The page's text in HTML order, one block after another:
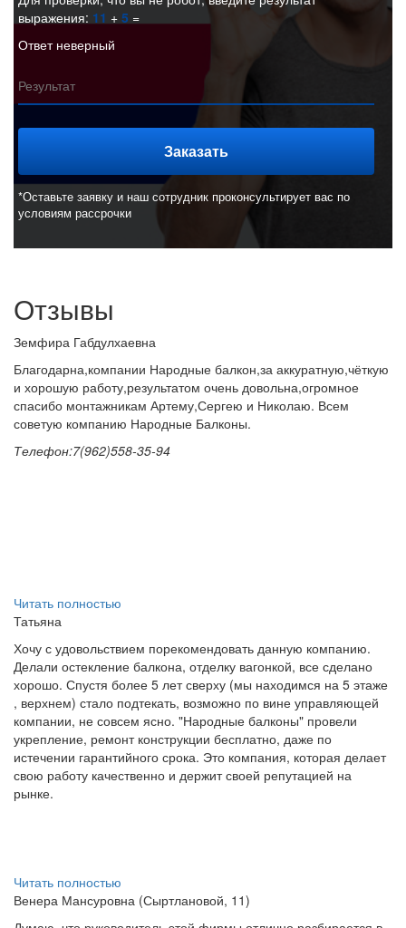
выражения: 11 + 5 =
Ответ неверный
*Оставьте заявку и наш сотрудник проконсультирует вас по
условиям рассрочки
Отзывы
Земфира Габдулхаевна
Благодарна,компании Народные балкон,за аккуратную,чёткую
и хорошую работу,результатом очень довольна,огромное
спасибо монтажникам Артему,Сергею и Николаю. Всем
советую компанию Народные Балконы.
Телефон:7(962)558-35-94
Читать полностью
Татьяна
Хочу с удовольствием порекомендовать данную компанию.
Делали остекление балкона, отделку вагонкой, все сделано
хорошо. Спустя более 5 лет сверху (мы находимся на 5 этаже
, верхнем) стало подтекать, возможно по вине управляющей
компании, не совсем ясно. "Народные балконы" провели
укрепление, ремонт конструкции бесплатно, даже по
истечении гарантийного срока. Это компания, которая делает
свою работу качественно и держит своей репутацией на
рынке.
Читать полностью
Венера Мансуровна (Сыртлановой, 11)